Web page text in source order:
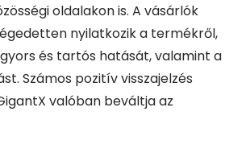
oldalakon is. A vásárlók
nyilatkozik a termékről,
és tartós hatását, valamint a
Számos pozitív visszajelzés
valóban beváltja az